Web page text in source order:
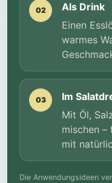
02
Als Drink
Einen
warmes
03
Im
Mit Öl,
mischen
mit
Die Anwendungsideen